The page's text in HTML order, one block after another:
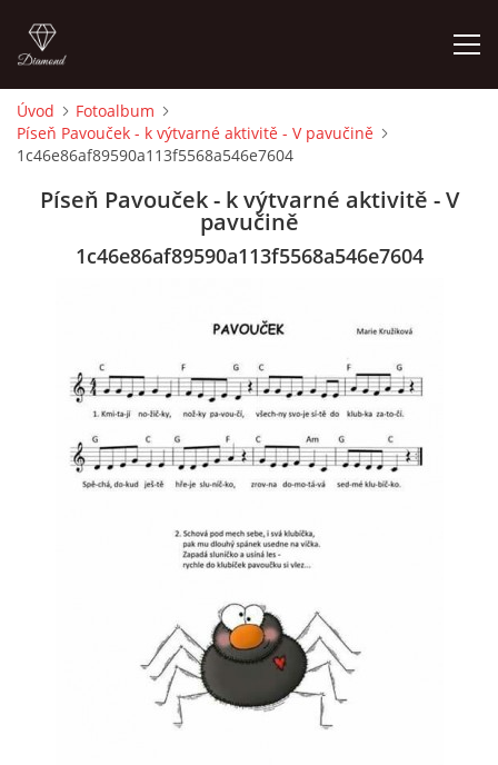
ÚVOD
O MĚ
FOTOALBUM
DĚJINY VÝTVARNÉHO UMĚNÍ
NOVINKY ZE ŠKOLSTVÍ 2025
ROČNÍ PLÁN - INSPIRACE /DLE NOVÉHO RVP PV 2025
VZDĚLÁVACÍ BLOK ZÁŘÍ
VZDĚLÁVACÍ BLOK LISTOPAD
Úvod
Fotoalbum
Píseň Pavouček - k výtvarné aktivitě - V pavučině
1c46e86af89590a113f5568a546e7604
Píseň Pavouček - k výtvarné aktivitě - V
pavučině
1c46e86af89590a113f5568a546e7604